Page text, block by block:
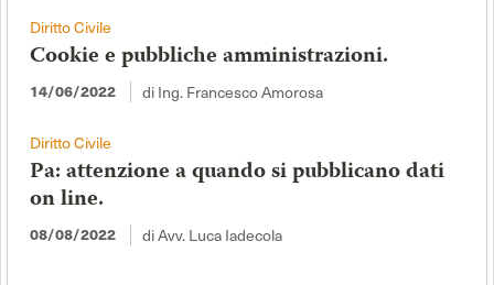
Diritto Civile
Cookie e pubbliche amministrazioni.
14/06/2022 di Ing. Francesco Amorosa
Diritto Civile
Pa: attenzione a quando si pubblicano dati
on line.
08/08/2022 di Avv. Luca Iadecola